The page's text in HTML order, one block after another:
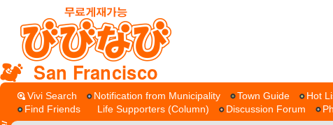
San Francisco
Vivi Search Notification from Municipality Town Guide Hot
Find Friends
Life Supporters (Column) Discussion Forum